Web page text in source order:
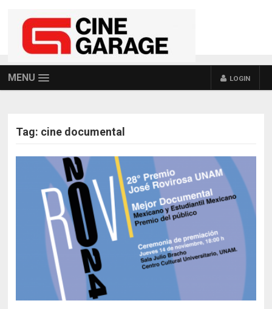
MENU LOGIN
Tag: cine documental
POSTS NAVIGATION